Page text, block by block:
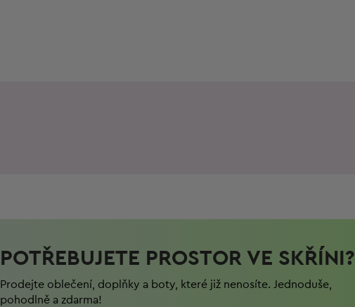
POTŘEBUJETE PROSTOR VE SKŘÍNI?
Prodejte oblečení, doplňky a boty, které již nenosíte. Jednoduše,
pohodlně a zdarma!